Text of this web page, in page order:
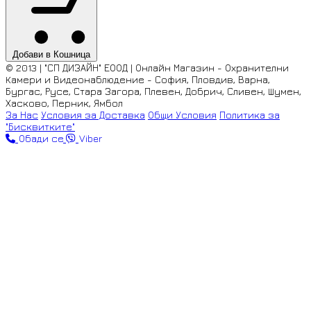
Добави в Кошница
© 2013 | "СП ДИЗАЙН" ЕООД | Онлайн Магазин - Охранителни
Камери и Видеонаблюдение - София, Пловдив, Варна,
Бургас, Русе, Стара Загора, Плевен, Добрич, Сливен, Шумен,
Хасково, Перник, Ямбол
За Нас Условия за Доставка Общи Условия Политика за
"Бисквитките"
Обади се
Viber